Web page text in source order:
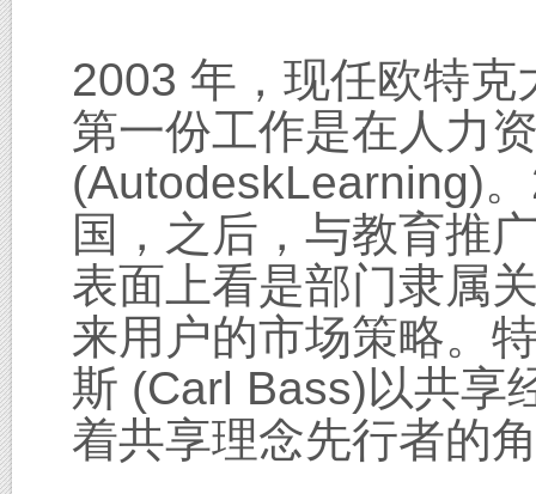
2003 年，现任欧特
第一份工作是在人力
(AutodeskLearning)
国，之后，与教育推
表面上看是部门隶属
来用户的市场策略。
斯 (Carl Bass)以共享
着共享理念先行者的